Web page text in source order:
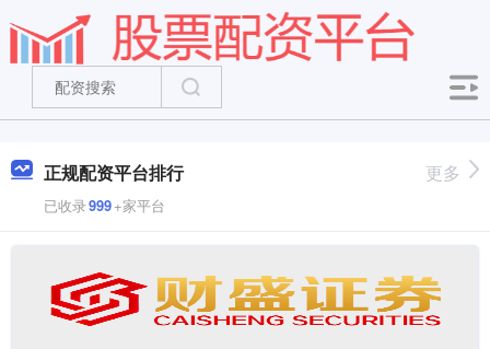
正规配资平台排行
已收录999+家平台
更多